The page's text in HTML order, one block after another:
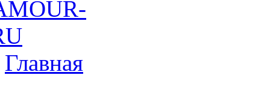
Главная